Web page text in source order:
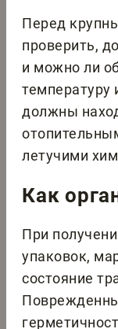
Перед
проверить,
и можно ли
температуру
должны
летучими
Как
При
упаковок,
состояние